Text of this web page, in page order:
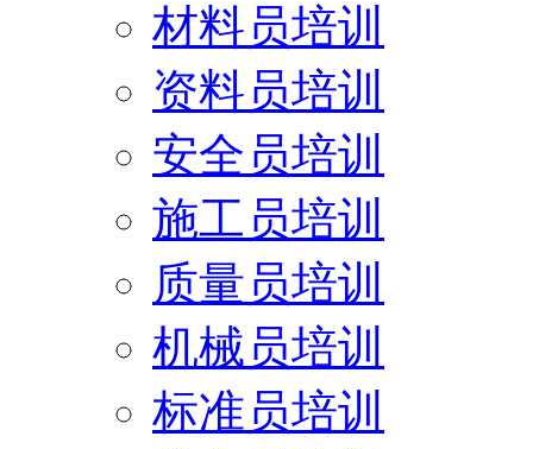
材料员培训
资料员培训
安全员培训
施工员培训
质量员培训
机械员培训
标准员培训